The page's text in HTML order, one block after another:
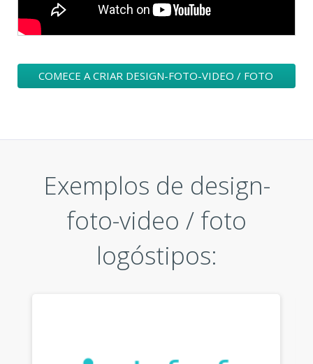
COMECE A CRIAR DESIGN-FOTO-VIDEO / FOTO
Exemplos de design-
foto-video / foto
logóstipos: